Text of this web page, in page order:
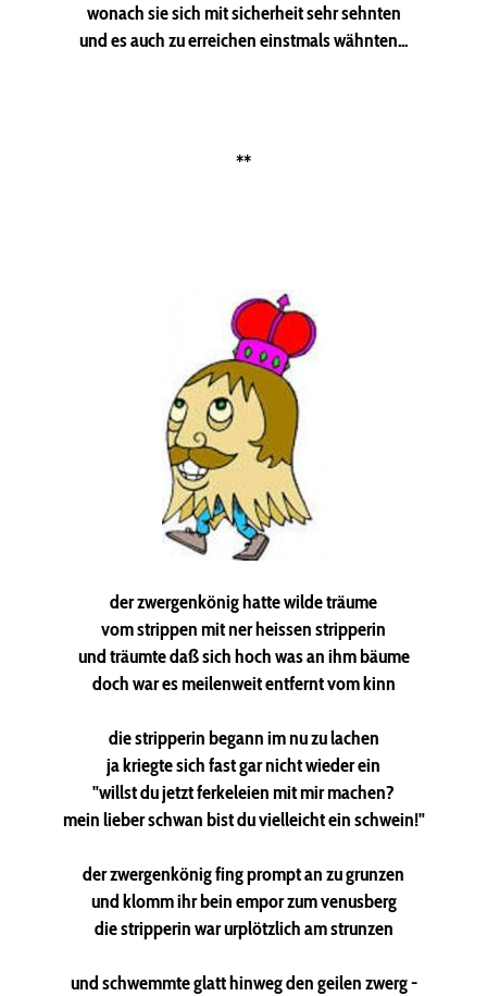
wonach sie sich mit sicherheit sehr sehnten
und es auch zu erreichen einstmals wähnten...
**
der zwergenkönig hatte wilde träume
vom strippen mit ner heissen stripperin
und träumte daß sich hoch was an ihm bäume
doch war es meilenweit entfernt vom kinn
die stripperin begann im nu zu lachen
ja kriegte sich fast gar nicht wieder ein
"willst du jetzt ferkeleien mit mir machen?
mein lieber schwan bist du vielleicht ein schwein!"
der zwergenkönig fing prompt an zu grunzen
und klomm ihr bein empor zum venusberg
die stripperin war urplötzlich am strunzen
und schwemmte glatt hinweg den geilen zwerg -